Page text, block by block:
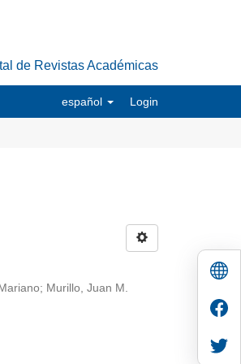
de Revistas Académicas
español Login
Murillo, Juan M.